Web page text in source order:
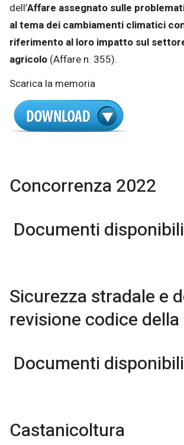
dell’Affare assegnato sulle
al tema dei cambiamenti climatici
riferimento al loro impatto sul
agricolo (Affare n. 355).
Scarica la memoria
Concorrenza 2022
Documenti disponibili
Sicurezza stradale e
revisione codice
Documenti disponibili
Castanicoltura